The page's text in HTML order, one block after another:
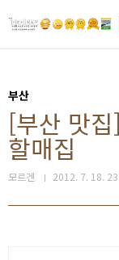
부산
[부산 맛
할매집
모르겐 2012. 7. 18.